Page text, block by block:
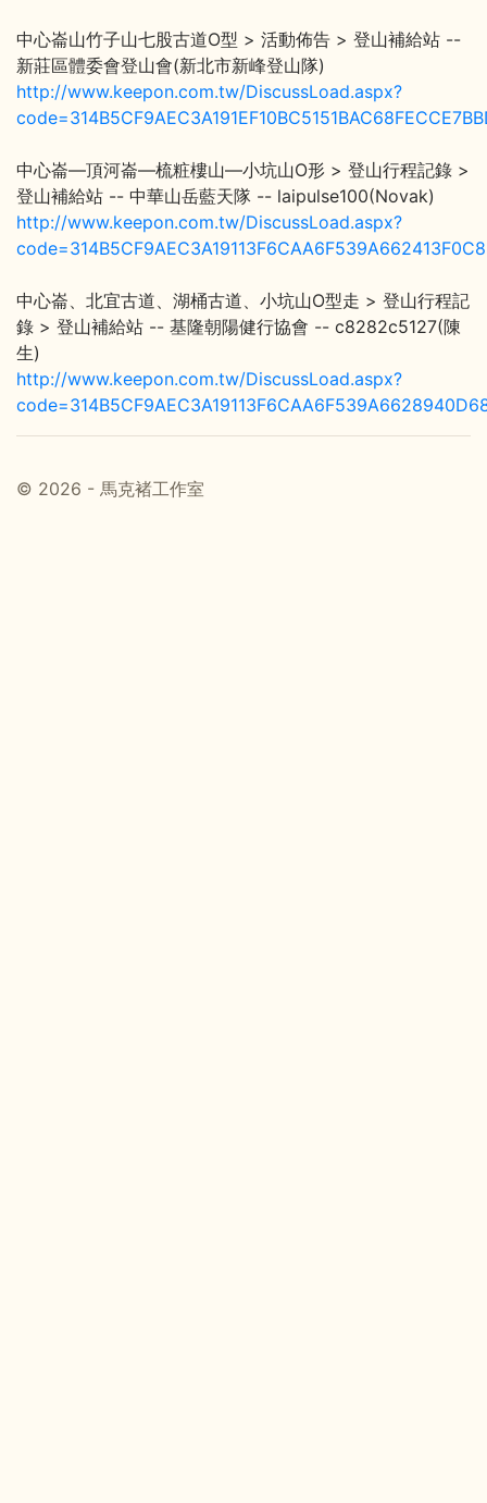
中心崙山竹子山七股古道O型 > 活動佈告 > 登山補給站 --
新莊區體委會登山會(新北市新峰登山隊)
http://www.keepon.com.tw/DiscussLoad.aspx?
中心崙—頂河崙—梳粧樓山—小坑山O形 > 登山行程記錄 >
登山補給站 -- 中華山岳藍天隊 -- laipulse100(Novak)
http://www.keepon.com.tw/DiscussLoad.aspx?
中心崙、北宜古道、湖桶古道、小坑山O型走 > 登山行程記
錄 > 登山補給站 -- 基隆朝陽健行協會 -- c8282c5127(陳
生)
http://www.keepon.com.tw/DiscussLoad.aspx?
© 2026 - 馬克褚工作室